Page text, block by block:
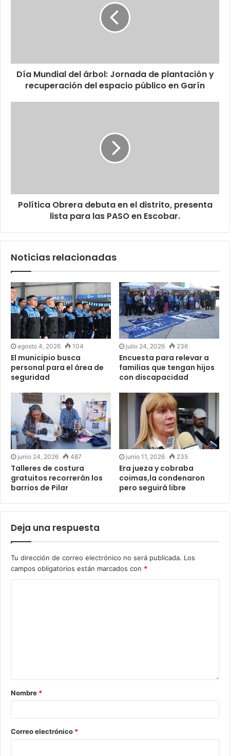
Día Mundial del árbol: Jornada de plantación y
recuperación del espacio público en Garín
Política Obrera debuta en el distrito, presenta
lista para las PASO en Escobar.
Noticias relacionadas
agosto 4, 2026 104
El municipio busca
personal para el área de
seguridad
julio 24, 2026 236
Encuesta para relevar a
familias que tengan hijos
con discapacidad
junio 24, 2026 487
Talleres de costura
gratuitos recorrerán los
barrios de Pilar
junio 11, 2026 235
Era jueza y cobraba
coimas,la condenaron
pero seguirá libre
Deja una respuesta
Tu dirección de correo electrónico no será publicada. Los
campos obligatorios están marcados con *
Nombre *
Correo electrónico *